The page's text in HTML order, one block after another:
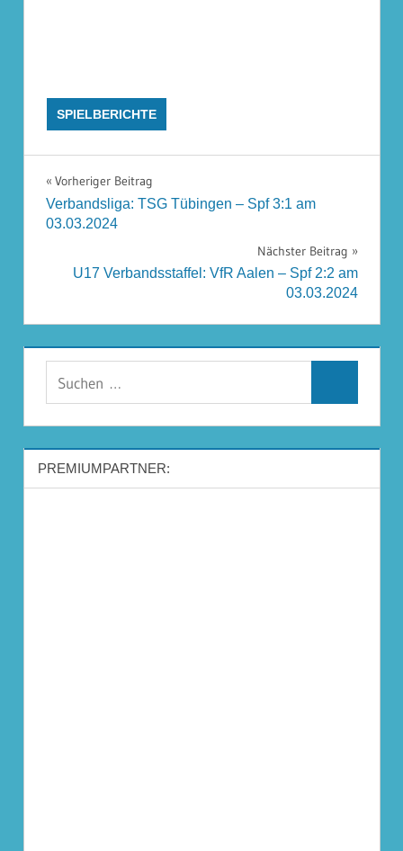
SPIELBERICHTE
Beitragsnavigation
Vorheriger Beitrag
Verbandsliga: TSG Tübingen – Spf 3:1 am
03.03.2024
Nächster Beitrag
U17 Verbandsstaffel: VfR Aalen – Spf 2:2 am
03.03.2024
PREMIUMPARTNER: